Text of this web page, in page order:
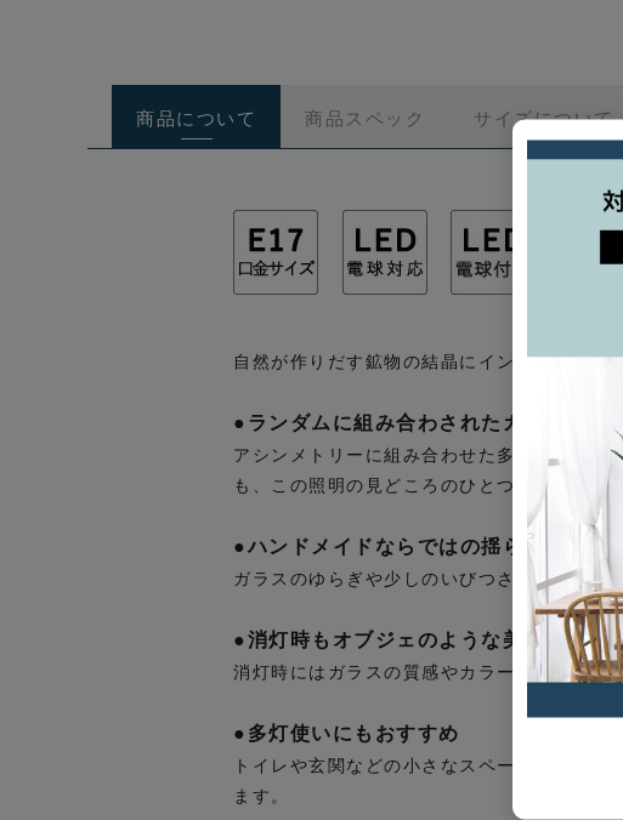
商品について 商品スペック サイズについて
自然が作りだす鉱物の結晶にインスピレー
●ランダムに組み合わされたガラス面が
アシンメトリーに組み合わせた多面体のガラ
も、この照明の見どころのひとつです。
●ハンドメイドならではの揺らぎ感
ガラスのゆらぎや少しのいびつさをあえて
●消灯時もオブジェのような美しさ
消灯時にはガラスの質感やカラーがまた違っ
●多灯使いにもおすすめ
トイレや玄関などの小さなスペースから、
ます。